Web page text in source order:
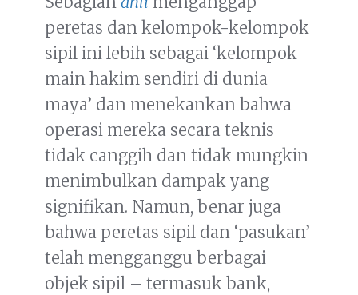
peretas dan kelompok-kelompok
sipil ini lebih sebagai ‘kelompok
main hakim sendiri di dunia
maya’ dan menekankan bahwa
operasi mereka secara teknis
tidak canggih dan tidak mungkin
menimbulkan dampak yang
signifikan. Namun, benar juga
bahwa peretas sipil dan ‘pasukan’
telah mengganggu berbagai
objek sipil – termasuk bank,